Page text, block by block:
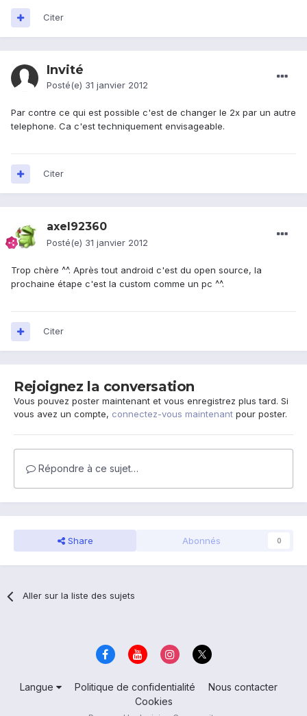
Citer
Invité
Posté(e) 31 janvier 2012
Par contre ce qui est possible c'est de changer le 2x par un autre
telephone. Ca c'est techniquement envisageable.
Citer
axel92360
Posté(e) 31 janvier 2012
Trop chère ^^. Après tout android c'est du open source, la
prochaine étape c'est la custom comme un pc ^^.
Citer
Rejoignez la conversation
Vous pouvez poster maintenant et vous enregistrez plus tard. Si
vous avez un compte, connectez-vous maintenant pour poster.
Répondre à ce sujet…
Share Abonnés 0
Aller sur la liste des sujets
Langue Politique de confidentialité
Nous contacter
Cookies